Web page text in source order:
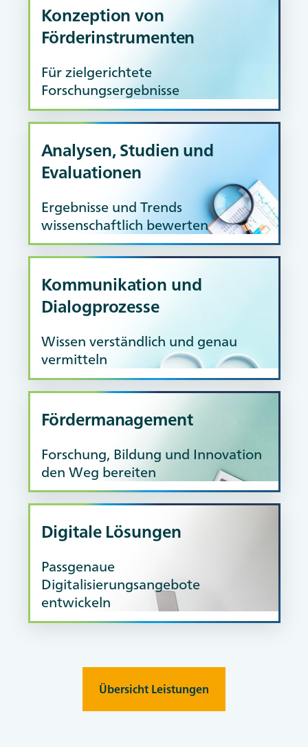
AdobeStock / panumas
panumas - stock.adobe.com
Konzeption von
Förderinstrumenten
Für zielgerichtete
Forschungsergebnisse
AdobeStock / DJSPIDA FOTO
Analysen, Studien und
Evaluationen
Ergebnisse und Trends
wissenschaftlich bewerten
AdobeStock / Vivid_Vision
Kommunikation und
Dialogprozesse
Wissen verständlich und genau
vermitteln
AdobeStock / Akio Mic
Fördermanagement
Forschung, Bildung und Innovation
den Weg bereiten
Unsplash / NordWood Themes
Digitale Lösungen
Passgenaue
Digitalisierungsangebote
entwickeln
Übersicht Leistungen